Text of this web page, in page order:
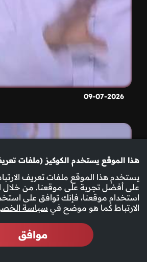
09-07-2026
هذا الموقع يستخدم الكوكيز (ملفات
يستخدم هذا الموقع ملفات تعريف
على أفضل تجربة على موقعنا. من خلال
استخدام موقعنا، فإنك توافق على
الارتباط كما هو موضح في سياسة
موافق